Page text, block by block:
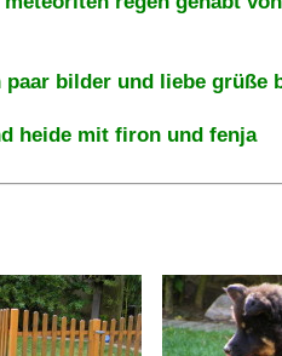
paar bilder und liebe grüße
heide mit firon und fenja